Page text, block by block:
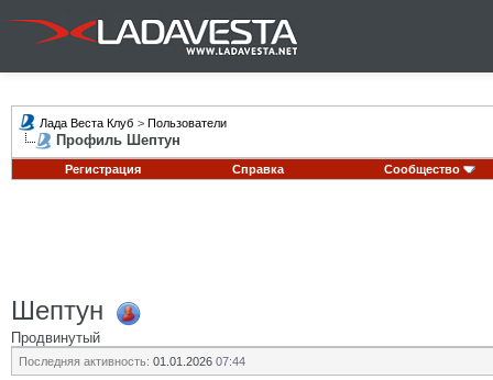
Лада Веста Клуб > Пользователи
Профиль Шептун
Регистрация Справка Сообщество
Шептун
Продвинутый
Последняя активность: 01.01.2026 07:44